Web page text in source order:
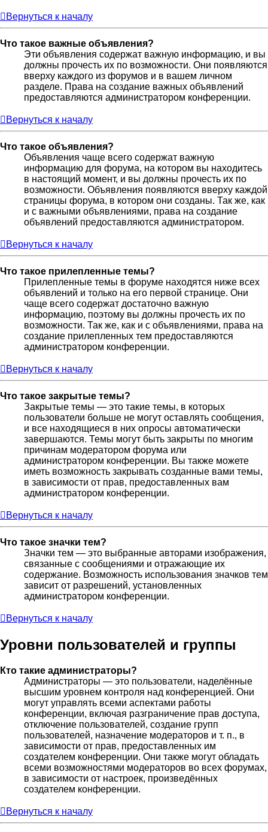
Вернуться к началу
Что такое важные объявления?
Эти объявления содержат важную информацию, и вы
должны прочесть их по возможности. Они появляются
вверху каждого из форумов и в вашем личном
разделе. Права на создание важных объявлений
предоставляются администратором конференции.
Вернуться к началу
Что такое объявления?
Объявления чаще всего содержат важную
информацию для форума, на котором вы находитесь
в настоящий момент, и вы должны прочесть их по
возможности. Объявления появляются вверху каждой
страницы форума, в котором они созданы. Так же, как
и с важными объявлениями, права на создание
объявлений предоставляются администратором.
Вернуться к началу
Что такое прилепленные темы?
Прилепленные темы в форуме находятся ниже всех
объявлений и только на его первой странице. Они
чаще всего содержат достаточно важную
информацию, поэтому вы должны прочесть их по
возможности. Так же, как и с объявлениями, права на
создание прилепленных тем предоставляются
администратором конференции.
Вернуться к началу
Что такое закрытые темы?
Закрытые темы — это такие темы, в которых
пользователи больше не могут оставлять сообщения,
и все находящиеся в них опросы автоматически
завершаются. Темы могут быть закрыты по многим
причинам модератором форума или
администратором конференции. Вы также можете
иметь возможность закрывать созданные вами темы,
в зависимости от прав, предоставленных вам
администратором конференции.
Вернуться к началу
Что такое значки тем?
Значки тем — это выбранные авторами изображения,
связанные с сообщениями и отражающие их
содержание. Возможность использования значков тем
зависит от разрешений, установленных
администратором конференции.
Вернуться к началу
Уровни пользователей и группы
Кто такие администраторы?
Администраторы — это пользователи, наделённые
высшим уровнем контроля над конференцией. Они
могут управлять всеми аспектами работы
конференции, включая разграничение прав доступа,
отключение пользователей, создание групп
пользователей, назначение модераторов и т. п., в
зависимости от прав, предоставленных им
создателем конференции. Они также могут обладать
всеми возможностями модераторов во всех форумах,
в зависимости от настроек, произведённых
создателем конференции.
Вернуться к началу